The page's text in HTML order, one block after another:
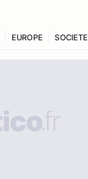
EUROPE SOCIETE